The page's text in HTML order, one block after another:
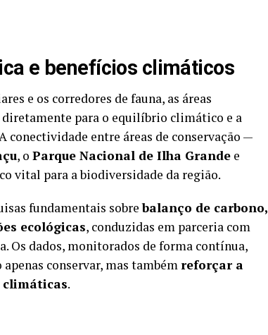
e benefícios climáticos
e os corredores de fauna, as áreas
para o equilíbrio climático e a
conectividade entre áreas de conservação —
, o Parque Nacional de Ilha Grande e
vital para a biodiversidade da região.
fundamentais sobrebalanço de carbono,
ecológicas, conduzidas em parceria com
Os dados, monitorados de forma contínua,
conservar, mas tambémreforçar a
.